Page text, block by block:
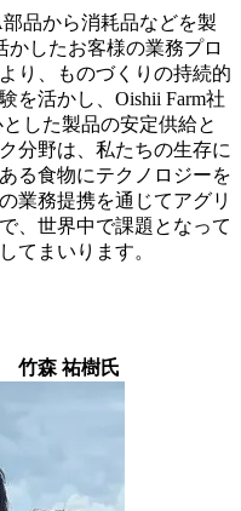
品から消耗品などを製
したお客様の業務プロ
り、ものづくりの持続的
を活かし、Oishii Farm社
した製品の安定供給と
分野は、私たちの生存に
る食物にテクノロジーを
業務提携を通じてアグリ
、世界中で課題となって
てまいります。
竹森 祐樹氏